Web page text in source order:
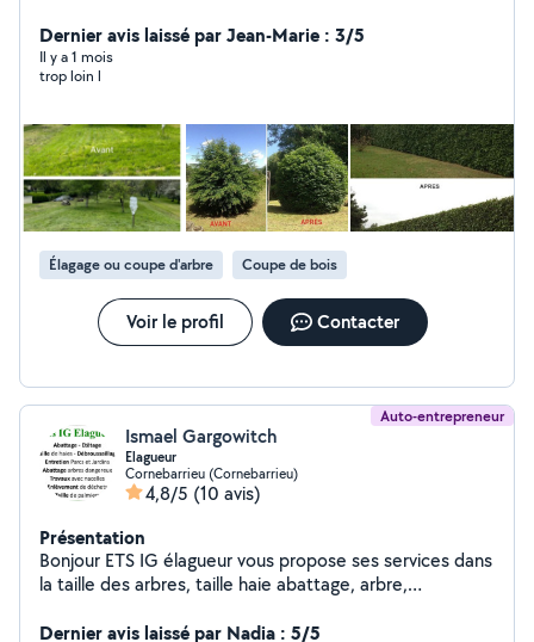
Dernier avis laissé par Jean-Marie : 3/5
Il y a 1 mois
trop loin l
Élagage ou coupe d'arbre Coupe de bois
Voir le profil Contacter
Auto-entrepreneur
Ismael Gargowitch
Elagueur
Cornebarrieu (Cornebarrieu)
4,8/5 (10 avis)
Présentation
Bonjour ETS IG élagueur vous propose ses services dans
la taille des arbres, taille haie abattage, arbre,
travaux effectués avec nacelle
Dernier avis laissé par Nadia : 5/5